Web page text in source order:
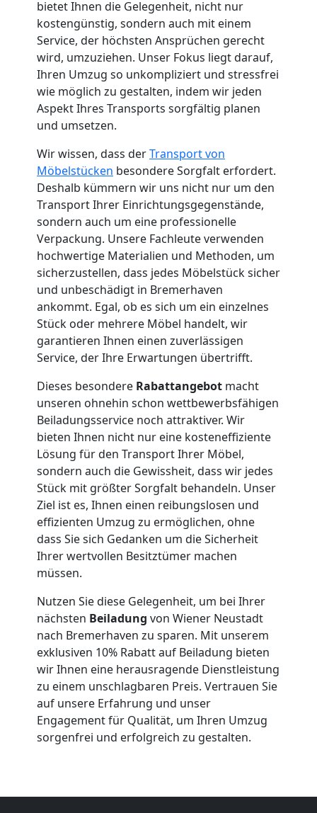
bietet Ihnen die Gelegenheit, nicht nur
kostengünstig, sondern auch mit einem
Service, der höchsten Ansprüchen gerecht
wird, umzuziehen. Unser Fokus liegt darauf,
Ihren Umzug so unkompliziert und stressfrei
wie möglich zu gestalten, indem wir jeden
Aspekt Ihres Transports sorgfältig planen
und umsetzen.
Wir wissen, dass derTransport von
Möbelstücken besondere Sorgfalt erfordert.
Deshalb kümmern wir uns nicht nur um den
Transport Ihrer Einrichtungsgegenstände,
sondern auch um eine professionelle
Verpackung. Unsere Fachleute verwenden
hochwertige Materialien und Methoden, um
sicherzustellen, dass jedes Möbelstück sicher
und unbeschädigt in Bremerhaven
ankommt. Egal, ob es sich um ein einzelnes
Stück oder mehrere Möbel handelt, wir
garantieren Ihnen einen zuverlässigen
Service, der Ihre Erwartungen übertrifft.
Dieses besondere Rabattangebot macht
unseren ohnehin schon wettbewerbsfähigen
Beiladungsservice noch attraktiver. Wir
bieten Ihnen nicht nur eine kosteneffiziente
Lösung für den Transport Ihrer Möbel,
sondern auch die Gewissheit, dass wir jedes
Stück mit größter Sorgfalt behandeln. Unser
Ziel ist es, Ihnen einen reibungslosen und
effizienten Umzug zu ermöglichen, ohne
dass Sie sich Gedanken um die Sicherheit
Ihrer wertvollen Besitztümer machen
müssen.
Nutzen Sie diese Gelegenheit, um bei Ihrer
nächsten Beiladung von Wiener Neustadt
nach Bremerhaven zu sparen. Mit unserem
exklusiven 10% Rabatt auf Beiladung bieten
wir Ihnen eine herausragende Dienstleistung
zu einem unschlagbaren Preis. Vertrauen Sie
auf unsere Erfahrung und unser
Engagement für Qualität, um Ihren Umzug
sorgenfrei und erfolgreich zu gestalten.
Neustadt
Fernumzug
Wiener
Neustadt
Firmenumzug
Wiener
Neustadt
Büroumzug
Wiener
Neustadt
Expressumzug
Wiener
Neustadt
Tragehilfe
Wiener
Neustadt
Kleiner
Umzug
Wiener